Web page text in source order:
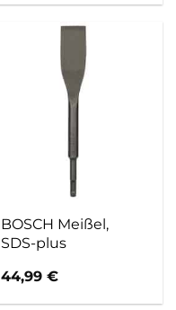
BOSCH Meißel,
SDS-plus
44,99€